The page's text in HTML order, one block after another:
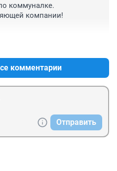
коммуналке.
компании!
комментарии
Отправить